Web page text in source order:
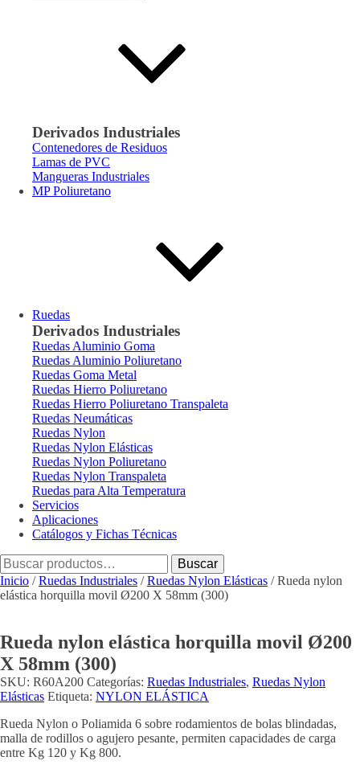
Derivados Industriales
Contenedores de Residuos
Lamas de PVC
Mangueras Industriales
MP Poliuretano
Ruedas
Derivados Industriales
Ruedas Aluminio Goma
Ruedas Aluminio Poliuretano
Ruedas Goma Metal
Ruedas Hierro Poliuretano
Ruedas Hierro Poliuretano Transpaleta
Ruedas Neumáticas
Ruedas Nylon
Ruedas Nylon Elásticas
Ruedas Nylon Poliuretano
Ruedas Nylon Transpaleta
Ruedas para Alta Temperatura
Servicios
Aplicaciones
Catálogos y Fichas Técnicas
Buscar
por:
Buscar
Inicio /Ruedas Industriales /Ruedas Nylon Elásticas / Rueda nylon
elástica horquilla movil Ø200 X 58mm (300)
Rueda nylon elástica horquilla movil Ø200
X 58mm (300)
SKU: R60A200 Categorías: Ruedas Industriales, Ruedas Nylon
Elásticas Etiqueta: NYLON ELÁSTICA
Rueda Nylon o Poliamida 6 sobre rodamientos de bolas blindadas,
malla de rodillos o agujero pesante, permiten capacidades de carga
entre Kg 120 y Kg 800.